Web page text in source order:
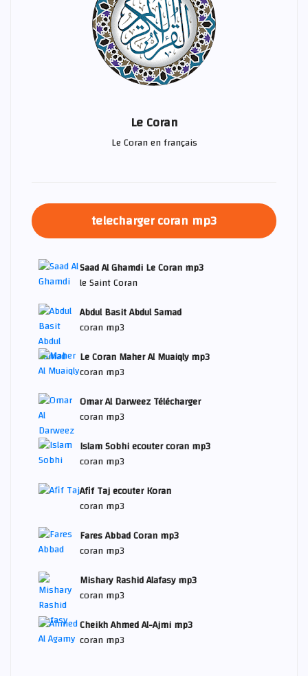
Le Coran
Le Coran en français
telecharger coran mp3
Saad Al Ghamdi Le Coran mp3
le Saint Coran
Abdul Basit Abdul Samad
coran mp3
Le Coran Maher Al Muaiqly mp3
coran mp3
Omar Al Darweez Télécharger
coran mp3
Islam Sobhi ecouter coran mp3
coran mp3
Afif Taj ecouter Koran
coran mp3
Fares Abbad Coran mp3
coran mp3
Mishary Rashid Alafasy mp3
coran mp3
Cheikh Ahmed Al-Ajmi mp3
coran mp3